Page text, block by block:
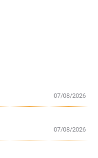
07/08/2026
07/08/2026